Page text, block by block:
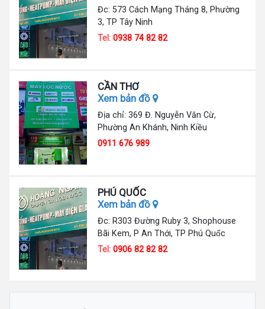
Đc: 573 Cách Mạng Tháng 8, Phường
3, TP Tây Ninh
Tel:0938 74 82 82
CẦN THƠ
Xem bản đồ
Địa chỉ: 369 Đ. Nguyễn Văn Cừ,
Phường An Khánh, Ninh Kiều
0911 676 989
PHÚ QUỐC
Xem bản đồ
Đc: R303 Đường Ruby 3, Shophouse
Bãi Kem, P An Thới, TP Phú Quốc
Tel:0906 82 82 82